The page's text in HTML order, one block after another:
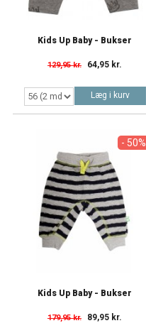
Kids Up Baby - Bukser
129,95 kr. 64,95 kr.
Læg i kurv
- 50%
Kids Up Baby - Bukser
179,95 kr. 89,95 kr.